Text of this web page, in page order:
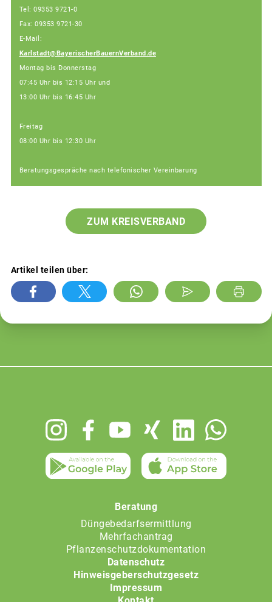
Tel: 09353 9721-0
Fax: 09353 9721-30
E-Mail:
Karlstadt@BayerischerBauernVerband.de
Montag bis Donnerstag
07:45 Uhr bis 12:15 Uhr und
13:00 Uhr bis 16:45 Uhr
Freitag
08:00 Uhr bis 12:30 Uhr
Beratungsgespräche nach telefonischer Vereinbarung
ZUM KREISVERBAND
Artikel teilen über:
Beratung
Düngebedarfsermittlung
Mehrfachantrag
Pflanzenschutzdokumentation
Datenschutz
Hinweisgeberschutzgesetz
Impressum